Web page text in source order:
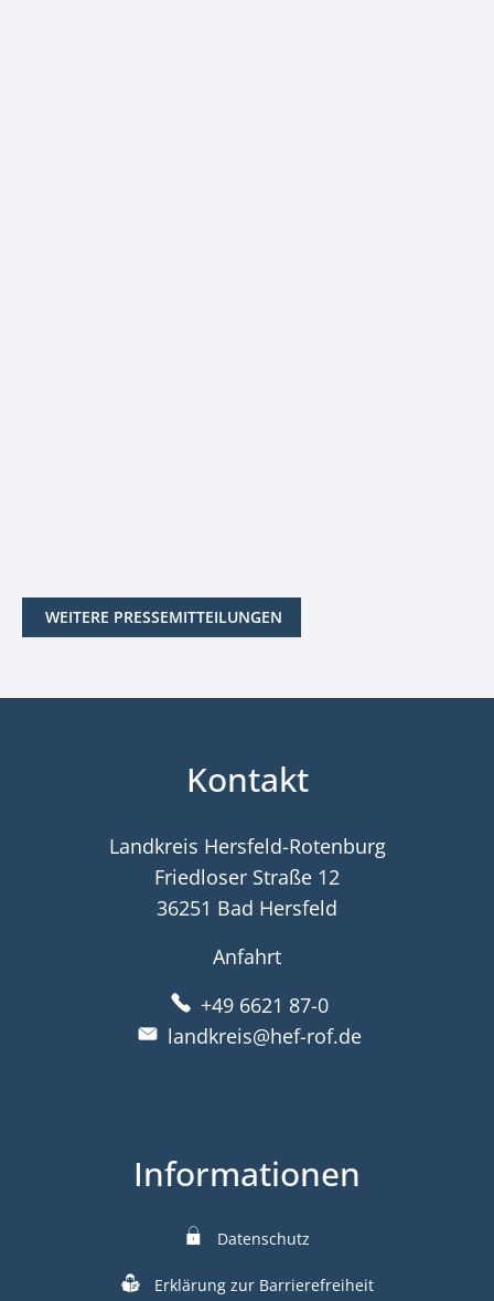
WEITERE PRESSEMITTEILUNGEN
Kontakt
Landkreis Hersfeld-Rotenburg
Friedloser Straße 12
36251 Bad Hersfeld
Anfahrt
+49 6621 87-0
landkreis@hef-rof.de
Informationen
Datenschutz
Erklärung zur Barrierefreiheit